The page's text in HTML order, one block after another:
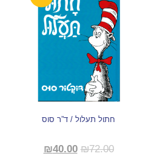
חתול תעלול / ד”ר סוס
₪72.00
₪40.00